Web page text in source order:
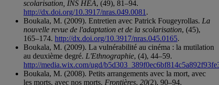
scolarisation, INS HEA, (49), 81–94.
http://dx.doi.org/10.3917/nras.049.0081 .
Boukala, M. (2009). Entretien avec Patrick Fougeyrollas. La
nouvelle revue de l'adaptation et de la scolarisation, (45),
165–174. http://dx.doi.org/10.3917/nras.045.0165.
Boukala, M. (2009). La vulnérabilité au cinéma : la mutilation
au deuxième degré. L'Ethnographie, (4), 44–59.
http://media.wix.com/ugd/
Boukala, M. (2008). Petits arrangements avec la mort, avec
les morts, avec nos morts. Frontières, 20(2), 90–94.